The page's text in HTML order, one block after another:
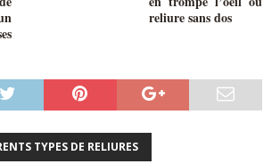
reliure sans dos
TYPES DE RELIURES